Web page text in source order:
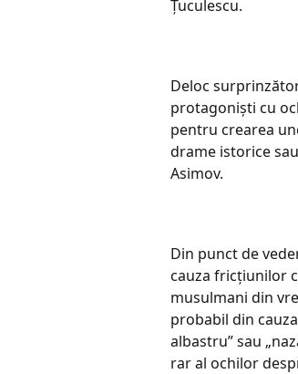
Țuculescu.
Deloc
protagoniști cu
pentru crearea
drame istorice
Asimov.
Din punct de
cauza fricțiunilor
musulmani din
probabil din
albastru” sau
rar al ochilor